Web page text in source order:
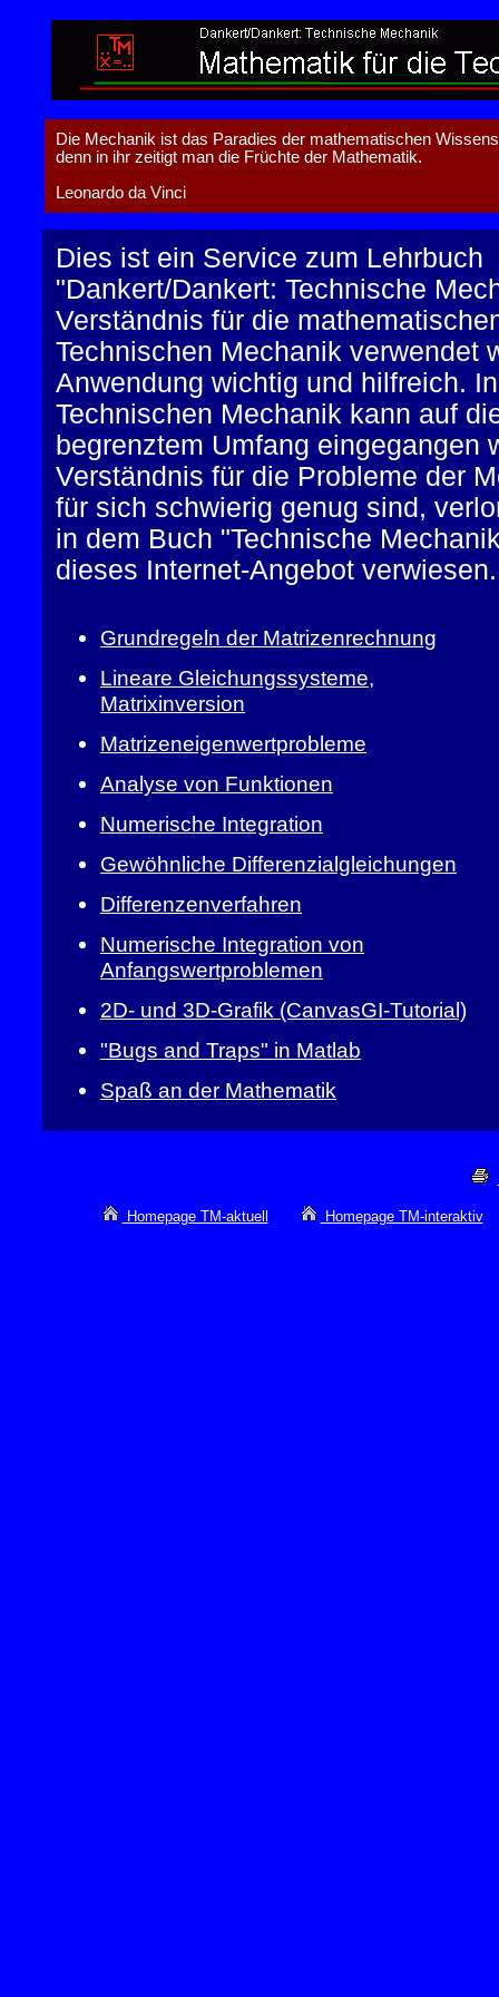
Die Mechanik ist das Paradies der mathematischen
denn in ihr zeitigt man die Früchte der Mathematik.
Leonardo da Vinci
Dies ist ein Service zum Lehrbuch
"Dankert/Dankert: Technische
Verständnis für die
Technischen Mechanik verwendet
Anwendung wichtig und hilfreich.
Technischen Mechanik kann auf
begrenztem Umfang eingegangen
Verständnis für die Probleme der
für sich schwierig genug sind,
in dem Buch "Technische
dieses Internet-Angebot verwiesen.
Grundregeln der Matrizenrechnung
Lineare Gleichungssysteme,
Matrixinversion
Matrizeneigenwertprobleme
Analyse von Funktionen
Numerische Integration
Gewöhnliche Differenzialgleichungen
Differenzenverfahren
Numerische Integration von
Anfangswertproblemen
2D- und 3D-Grafik (CanvasGI-Tutorial)
"Bugs and Traps" in Matlab
Spaß an der Mathematik
Homepage TM-aktuell Homepage TM-interaktiv